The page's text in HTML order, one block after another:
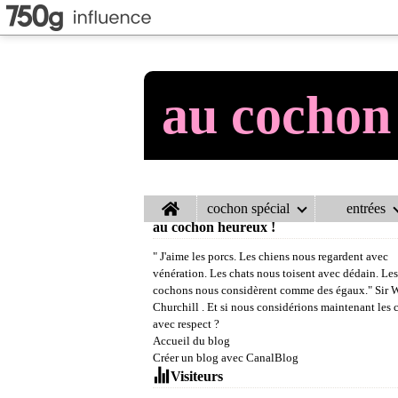
au
Home cochon spécial entrées
au cochon heureux !
" J'aime les porcs. Les chiens nous regardent avec
vénération. Les chats nous toisent avec dédain. Les
cochons nous considèrent comme des égaux." Sir
Churchill . Et si nous considérions maintenant les
avec respect ?
Accueil du blog
Créer un blog avec CanalBlog
Visiteurs